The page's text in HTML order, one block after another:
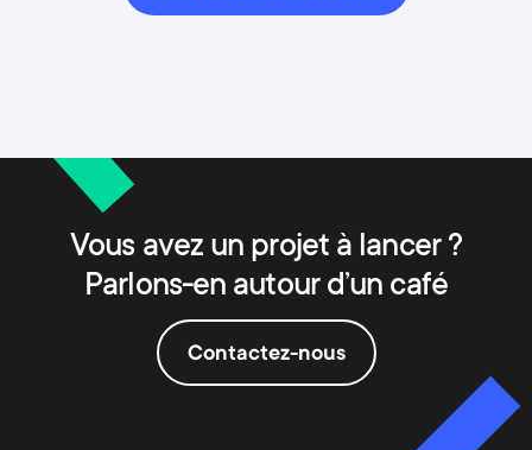
Vous avez un projet à lancer ?
Parlons-en autour d’un café
Contactez-nous